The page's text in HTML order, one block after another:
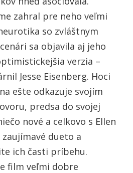
zahral pre neho veľmi
so zvláštnym
sa objavila aj jeho
verzia –
Jesse Eisenberg. Hoci
ešte odkazuje svojím
predsa do svojej
nové a celkovo s Ellen
dueto a
ich časti príbehu.
film veľmi dobre